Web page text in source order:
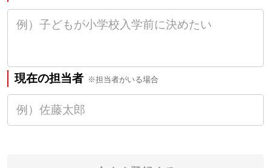
現在の担当者 ※担当者がいる場合